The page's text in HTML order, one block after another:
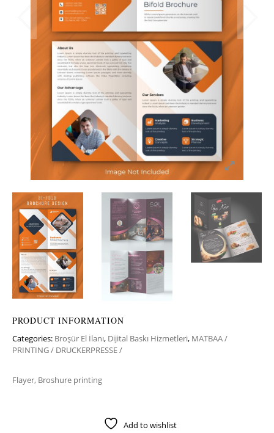
PRODUCT INFORMATION
Categories: Broşür El İlanı, Dijital Baskı Hizmetleri, MATBAA /
PRINTING / DRUCKERPRESSE /
Flayer, Broshure printing
Add to wishlist